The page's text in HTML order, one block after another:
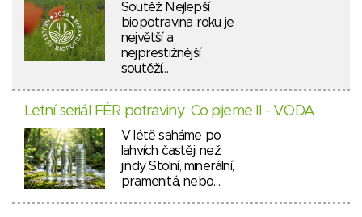
Soutěž Nejlepší
biopotravina roku je
největší a
nejprestižnější
soutěží…
Letní seriál FÉR potraviny: Co pijeme II - VODA
V létě saháme po
lahvích častěji než
jindy. Stolní, minerální,
pramenitá, nebo…